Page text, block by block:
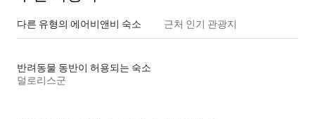
다른 유형의 에어비앤비 숙소 근처 인기 관광지
반려동물 동반이 허용되는 숙소
덜로리스군